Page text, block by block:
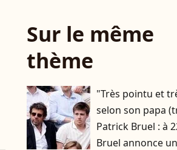
Sur le même
thème
"Très pointu et
selon son papa
Patrick Bruel : à
Bruel annonce